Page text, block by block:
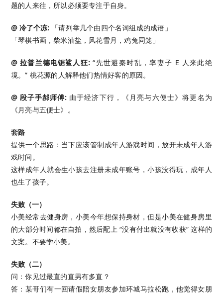
题的人来往，所以必须要专注于自身。
@ 冷了个冻: 「请列举几个由四个名词组成的成语」
「琴棋书画，柴米油盐，风花雪月，鸡兔同笼」
@ 拉普兰德电锯鲨人狂:“先世避秦时乱，率妻子 E 人来此绝
境。” 桃花源的人解释他们热情好客的原因。
@ 段子手郝师傅:由于经济下行，《月亮与六便士》将更名为
《月亮与五便士》。
套路
提供一个思路：当下应该管制成年人游戏时间，放开未成年人游
戏时间。
这样成年人就会生小孩去注册未成年账号，小孩没得玩，成年人
也生了孩子。
失败（一）
小美经常去健身房，小美今年想保持身材，但是小美在健身房里
的大部分时间都在自拍，然后配上 “没有付出就没有收获” 这样的
文案。不要学小美。
失败（二）
问：你见过最直的直男有多直？
答：某哥们有一回请假陪女朋友参加环城马拉松跑，他觉得女朋